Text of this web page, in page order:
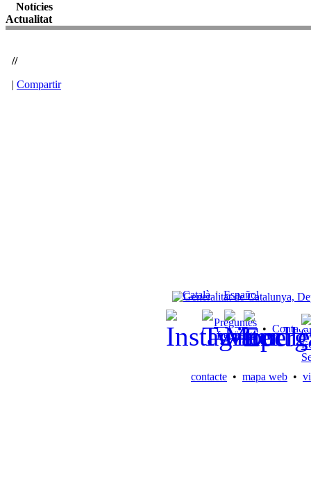
Notícies
Actualitat
//
| Compartir
Català | Español
Preguntes
freqüents
• Contacte
contacte • mapa web •